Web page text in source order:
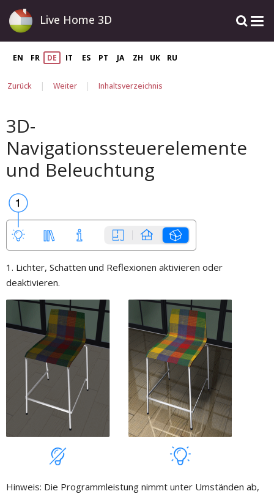
Live Home 3D
EN FR DE IT ES PT JA ZH UK RU
Zurück | Weiter | Inhaltsverzeichnis
3D-
Navigationssteuerelemente
und Beleuchtung
1. Lichter, Schatten und Reflexionen aktivieren oder
deaktivieren.
Hinweis: Die Programmleistung nimmt unter Umständen ab,